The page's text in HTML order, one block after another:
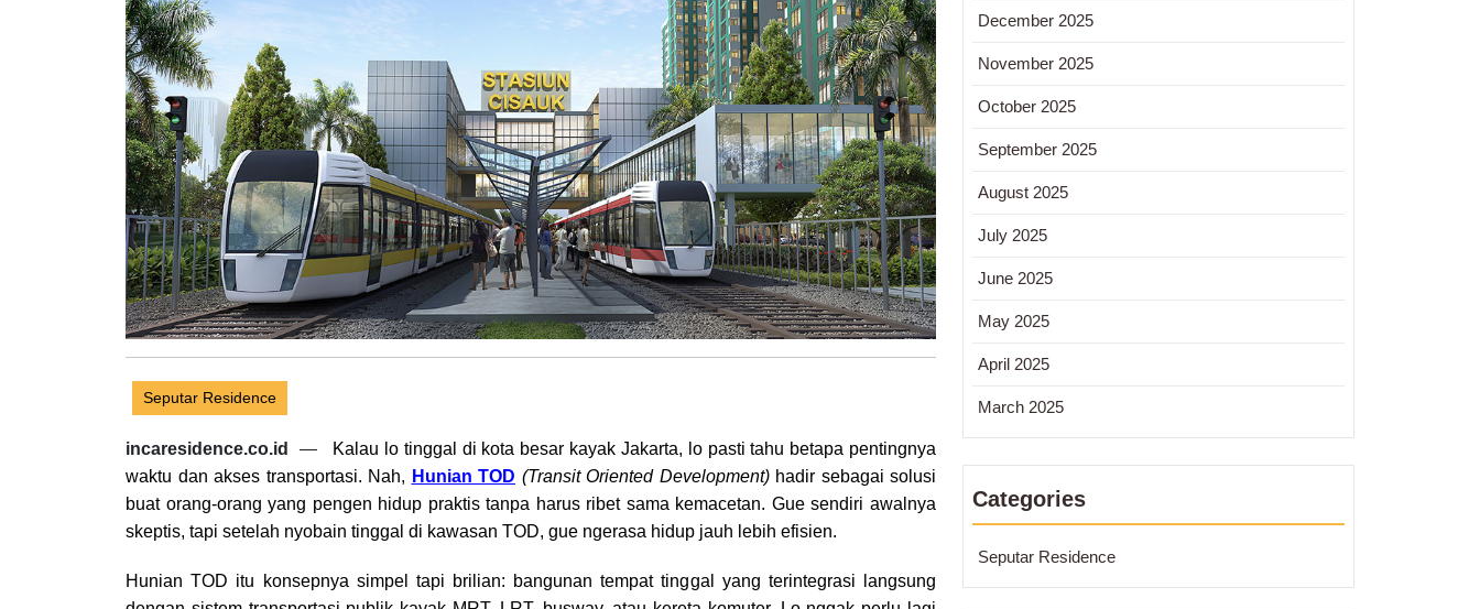
Seputar Residence
incaresidence.co.id —
Kalau lo tinggal di kota besar kayak Jakarta, lo pasti tahu betapa pentingnya
waktu dan akses transportasi. Nah, Hunian TOD (Transit Oriented Development)hadir sebagai solusi
buat orang-orang yang pengen hidup praktis tanpa harus ribet sama kemacetan. Gue sendiri awalnya
skeptis, tapi setelah nyobain tinggal di kawasan TOD, gue ngerasa hidup jauh lebih efisien.
Hunian TOD itu konsepnya simpel tapi brilian: bangunan tempat tinggal yang terintegrasi langsung
December 2025
November 2025
October 2025
September 2025
August 2025
July 2025
June 2025
May 2025
April 2025
March 2025
Categories
Seputar Residence